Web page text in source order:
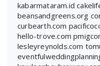
kabarmataram.id
beansandgreens.org
curbearth.com
hello-trove.com
lesleyreynolds.com